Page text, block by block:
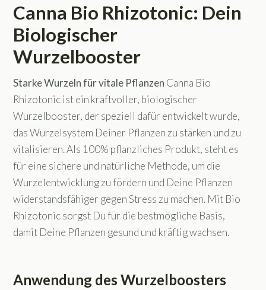
Canna Bio Rhizotonic: Dein
Biologischer
Wurzelbooster
Starke Wurzeln für vitale Pflanzen Canna Bio
Rhizotonic ist ein kraftvoller, biologischer
Wurzelbooster, der speziell dafür entwickelt wurde,
das Wurzelsystem Deiner Pflanzen zu stärken und zu
vitalisieren. Als 100% pflanzliches Produkt, steht es
für eine sichere und natürliche Methode, um die
Wurzelentwicklung zu fördern und Deine Pflanzen
widerstandsfähiger gegen Stress zu machen. Mit Bio
Rhizotonic sorgst Du für die bestmögliche Basis,
damit Deine Pflanzen gesund und kräftig wachsen.
Anwendung des Wurzelboosters